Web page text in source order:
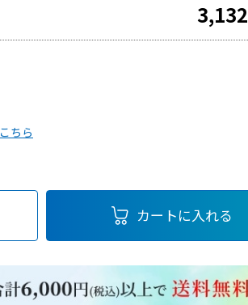
3,132
カートに入れる
こちら